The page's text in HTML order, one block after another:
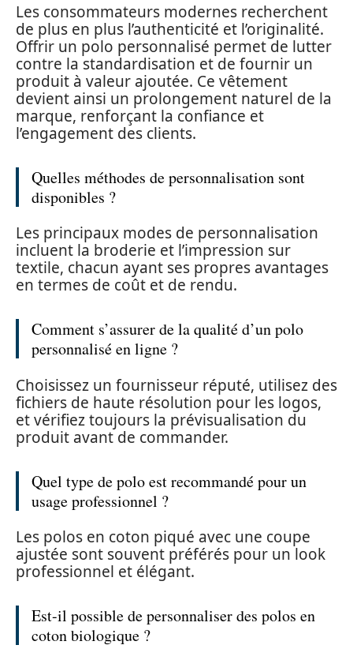
Les consommateurs modernes recherchent
de plus en plus l’authenticité et l’originalité.
Offrir un polo personnalisé permet de lutter
contre la standardisation et de fournir un
produit à valeur ajoutée. Ce vêtement
devient ainsi un prolongement naturel de la
marque, renforçant la confiance et
l’engagement des clients.
Quelles méthodes de personnalisation sont
disponibles ?
Les principaux modes de personnalisation
incluent la broderie et l’impression sur
textile, chacun ayant ses propres avantages
en termes de coût et de rendu.
Comment s’assurer de la qualité d’un polo
personnalisé en ligne ?
Choisissez un fournisseur réputé, utilisez des
fichiers de haute résolution pour les logos,
et vérifiez toujours la prévisualisation du
produit avant de commander.
Quel type de polo est recommandé pour un
usage professionnel ?
Les polos en coton piqué avec une coupe
ajustée sont souvent préférés pour un look
professionnel et élégant.
Est-il possible de personnaliser des polos en
coton biologique ?